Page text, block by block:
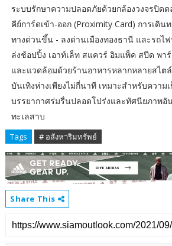
ระบบรักษาความปลอดภัยด้วยกล้องวงจรปิด
คีย์การ์ดเข้า-ออก (Proximity Card) การเดิน
ทางด่วนขึ้น - ลงด่านเมืองทองธานี และรถไ
ล่งช้อปปิ้ง เอาท์เล็ท สแควร์ อิมแพ็ค สปีด พา
และแวดล้อมด้วยร้านอาหารหลากหลายสไต
บันเทิงห่างเพียงไม่กี่นาที เหมาะสำหรับควา
บรรยากาศร่มรื่นปลอดโปร่งและทัศนียภาพอั
ทะเลสาบ
Tags # อสังหาริมทรัพย์
Share This